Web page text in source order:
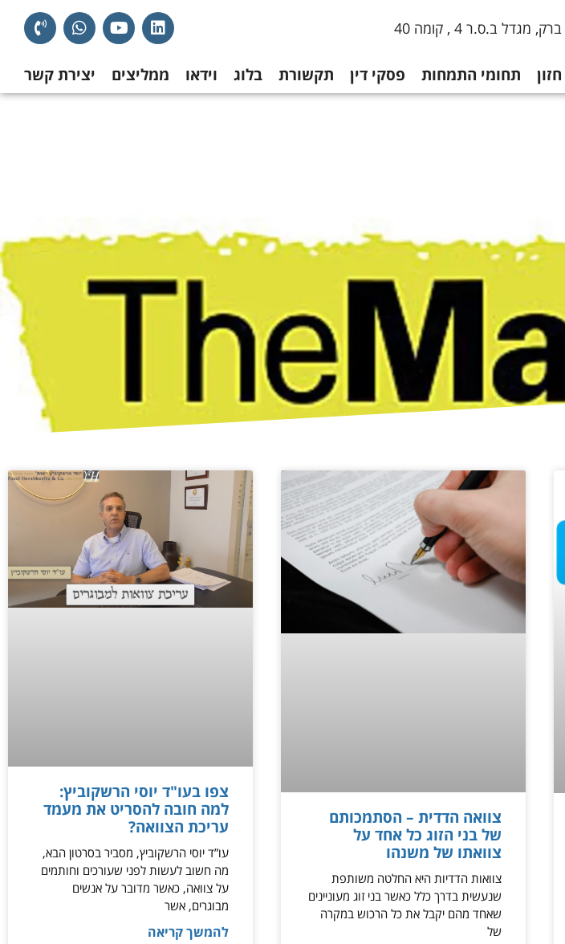
חזון תחומי התמחות פסקי דין תקשורת בלוג וידאו ממליצים יצירת קשר
צוואה הדדית – הסתמכותם
של בני הזוג כל אחד על
צוואתו של משנהו
צוואות הדדיות היא החלטה משותפת
שנעשית בדרך כלל כאשר בני זוג מעוניינים
שאחד מהם יקבל את כל הרכוש במקרה
של
צפו בעו"ד יוסי הרשקוביץ:
למה חובה להסריט את מעמד
עריכת הצוואה?
עו”ד יוסי הרשקוביץ, מסביר בסרטון הבא,
מה חשוב לעשות לפני שעורכים וחותמים
על צוואה, כאשר מדובר על אנשים
מבוגרים, אשר
להמשך קריאה